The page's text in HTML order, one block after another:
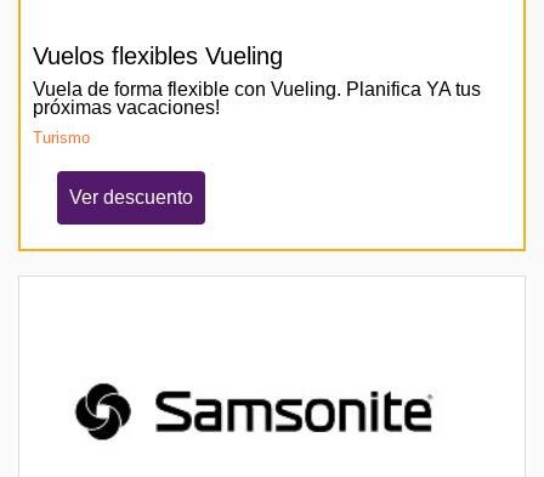
Vuelos flexibles Vueling
Vuela de forma flexible con Vueling. Planifica YA tus
próximas vacaciones!
Turismo
Ver descuento